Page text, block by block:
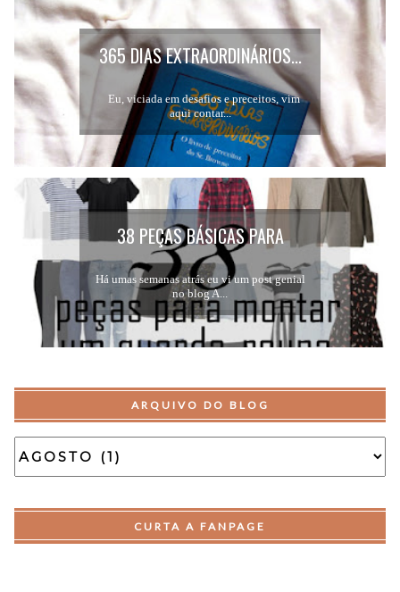
365 DIAS EXTRAORDINÁRIOS...
Eu, viciada em desafios e preceitos, vim
aqui contar...
38 PEÇAS BÁSICAS PARA
MONTAR UM GUARDA-ROUPA...
Há umas semanas atrás eu vi um post genial
no blog A...
ARQUIVO DO BLOG
CURTA A FANPAGE